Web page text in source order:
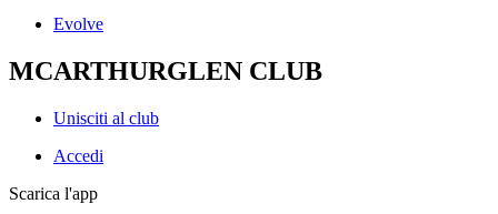
Evolve
MCARTHURGLEN CLUB
Unisciti al club
Accedi
Scarica l'app